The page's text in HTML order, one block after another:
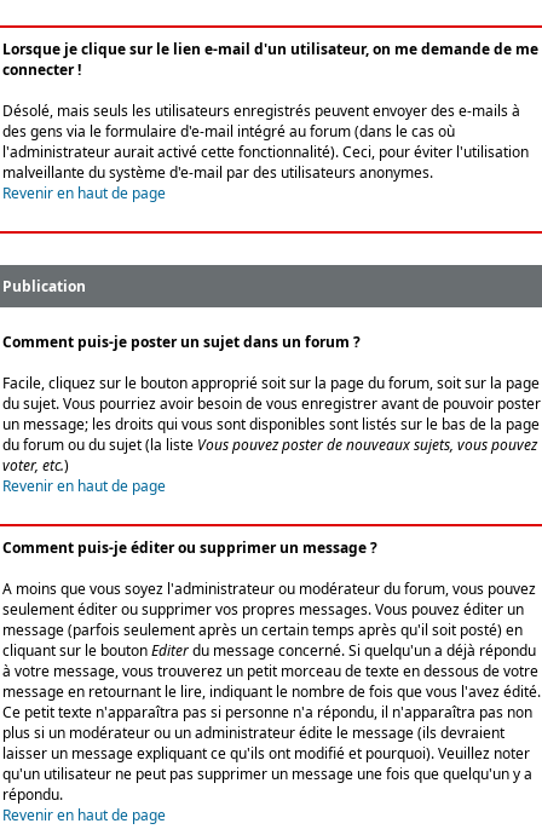
Lorsque je clique sur le lien e-mail d'un utilisateur, on me demande de me
connecter !
Désolé, mais seuls les utilisateurs enregistrés peuvent envoyer des e-mails à
des gens via le formulaire d'e-mail intégré au forum (dans le cas où
l'administrateur aurait activé cette fonctionnalité). Ceci, pour éviter l'utilisation
malveillante du système d'e-mail par des utilisateurs anonymes.
Revenir en haut de page
Publication
Comment puis-je poster un sujet dans un forum ?
Facile, cliquez sur le bouton approprié soit sur la page du forum, soit sur la page
du sujet. Vous pourriez avoir besoin de vous enregistrer avant de pouvoir poster
un message; les droits qui vous sont disponibles sont listés sur le bas de la page
du forum ou du sujet (la liste Vous pouvez poster de nouveaux sujets, vous pouvez
voter, etc.)
Revenir en haut de page
Comment puis-je éditer ou supprimer un message ?
A moins que vous soyez l'administrateur ou modérateur du forum, vous pouvez
seulement éditer ou supprimer vos propres messages. Vous pouvez éditer un
message (parfois seulement après un certain temps après qu'il soit posté) en
cliquant sur le boutonEditerdu message concerné. Si quelqu'un a déjà répondu
à votre message, vous trouverez un petit morceau de texte en dessous de votre
message en retournant le lire, indiquant le nombre de fois que vous l'avez édité.
Ce petit texte n'apparaîtra pas si personne n'a répondu, il n'apparaîtra pas non
plus si un modérateur ou un administrateur édite le message (ils devraient
laisser un message expliquant ce qu'ils ont modifié et pourquoi). Veuillez noter
qu'un utilisateur ne peut pas supprimer un message une fois que quelqu'un y a
répondu.
Revenir en haut de page